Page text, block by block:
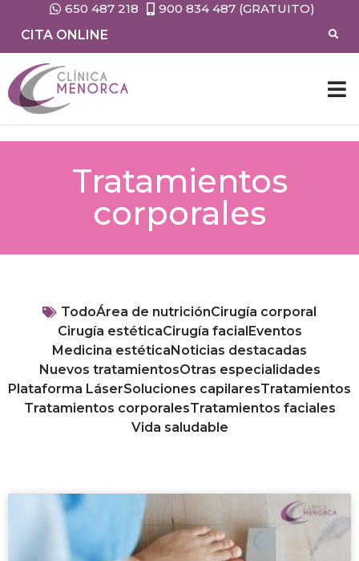
650 487 218
900 834 487 (GRATUITO)
CITA ONLINE
Tratamientos
corporales
TodoÁrea de nutriciónCirugía corporal
Cirugía estéticaCirugía facialEventos
Medicina estéticaNoticias destacadas
Nuevos tratamientosOtras especialidades
Plataforma LáserSoluciones capilaresTratamientos
Tratamientos corporalesTratamientos faciales
Vida saludable